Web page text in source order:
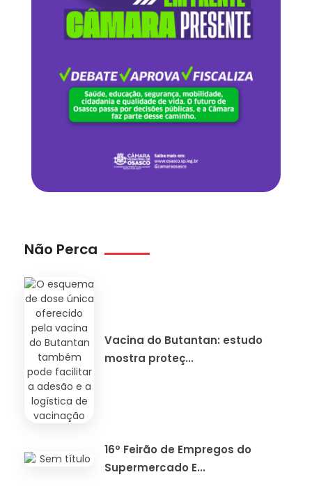
Não Perca
Vacina do Butantan: estudo
mostra proteç...
16º Feirão de Empregos do
Supermercado E...